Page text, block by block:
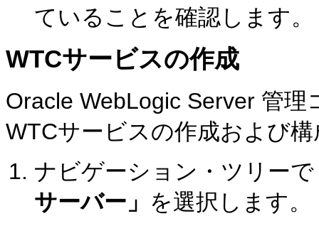
ていることを確認します。
WTCサービスの作成
Oracle WebLogic Server 管
WTCサービスの作成および
ナビゲーション・ツリー
サーバー」 を選択します。